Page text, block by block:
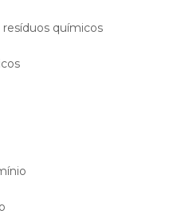
químicos